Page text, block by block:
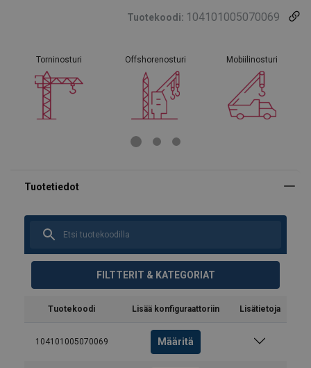
Tuotekoodi: 104101005070069
Torninosturi Offshorenosturi Mobiilinosturi
FILTTERIT & KATEGORIAT
Tuotekoodi Lisää konfiguraattoriin Lisätietoja
104101005070069 Määritä